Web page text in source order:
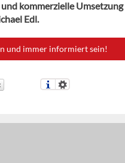
kommerzielle Umsetzung
Edl.
und immer informiert sein!